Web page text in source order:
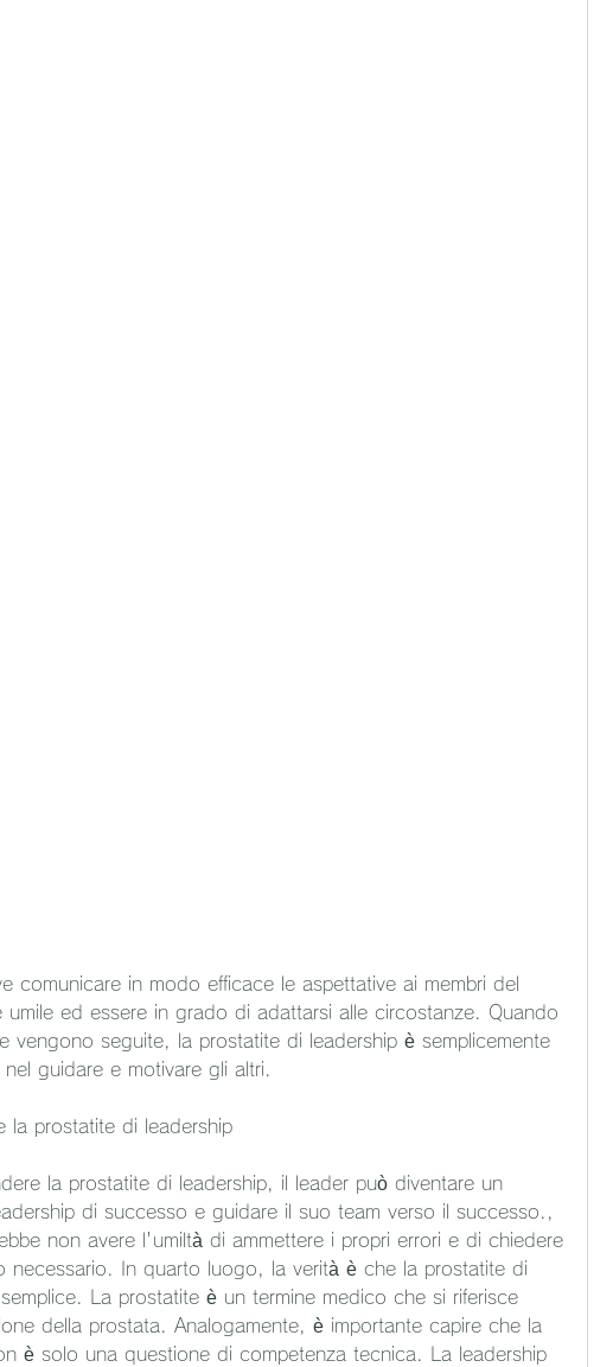
umile ed essere in grado di adattarsi alle circostanze. Quando
vengono seguite, la prostatite di leadership è semplicemente
nel guidare e motivare gli altri.
la prostatite di leadership
la prostatite di leadership, il leader può diventare un
di successo e guidare il suo team verso il successo.,
non avere l'umiltà di ammettere i propri errori e di chiedere
necessario. In quarto luogo, la verità è che la prostatite di
La prostatite è un termine medico che si riferisce
della prostata. Analogamente, è importante capire che la
è solo una questione di competenza tecnica. La leadership